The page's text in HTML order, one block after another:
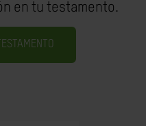
en tu testamento.